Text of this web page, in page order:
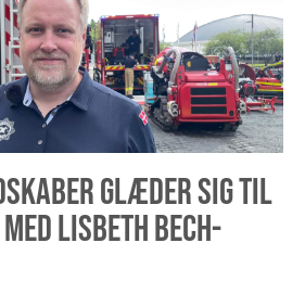
GLÆDER SIG TIL
LISBETH BECH-